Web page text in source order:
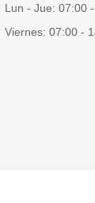
Lun - Jue:07:00
Viernes:07:00 -